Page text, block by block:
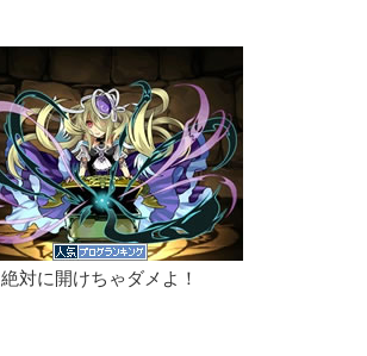
絶対に開けちゃダメよ！